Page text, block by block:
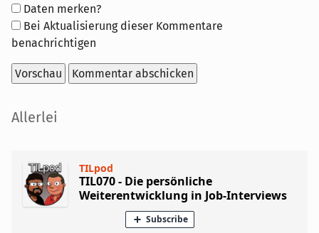
Formular-
Optionen
Daten merken?
Bei Aktualisierung dieser Kommentare
benachrichtigen
Seitenleiste
Allerlei